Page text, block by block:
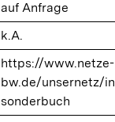
auf Anfrage
k.A.
https://www.netze-
bw.de/unsernetz/
sonderbuch